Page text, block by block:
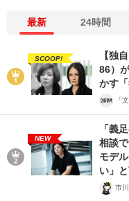
最新 24時間
SCOOP!
【独
86）
かす
「
NEW
「義
相談
モデ
い」
市